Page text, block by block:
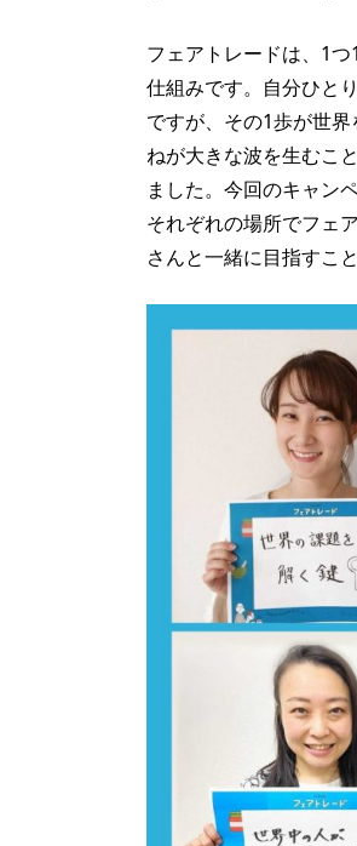
フェアトレードは、1
仕組みです。自分ひと
ですが、その1歩が世
ねが大きな波を生むこ
ました。今回のキャン
それぞれの場所でフェ
さんと一緒に目指すこ